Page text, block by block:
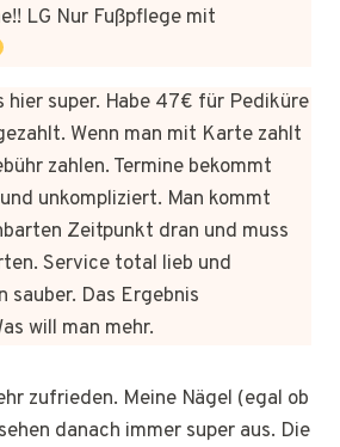
LG Nur Fußpflege mit
hier super. Habe 47€ für Pediküre
Wenn man mit Karte zahlt
zahlen. Termine bekommt
unkompliziert. Man kommt
Zeitpunkt dran und muss
Service total lieb und
sauber. Das Ergebnis
will man mehr.
zufrieden. Meine Nägel (egal ob
danach immer super aus. Die